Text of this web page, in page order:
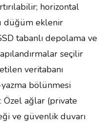
horizontal
düğüm eklenir
tabanlı depolama ve
seçilir
veritabanı
bölünmesi
Özel ağlar (private
ve güvenlik duvarı